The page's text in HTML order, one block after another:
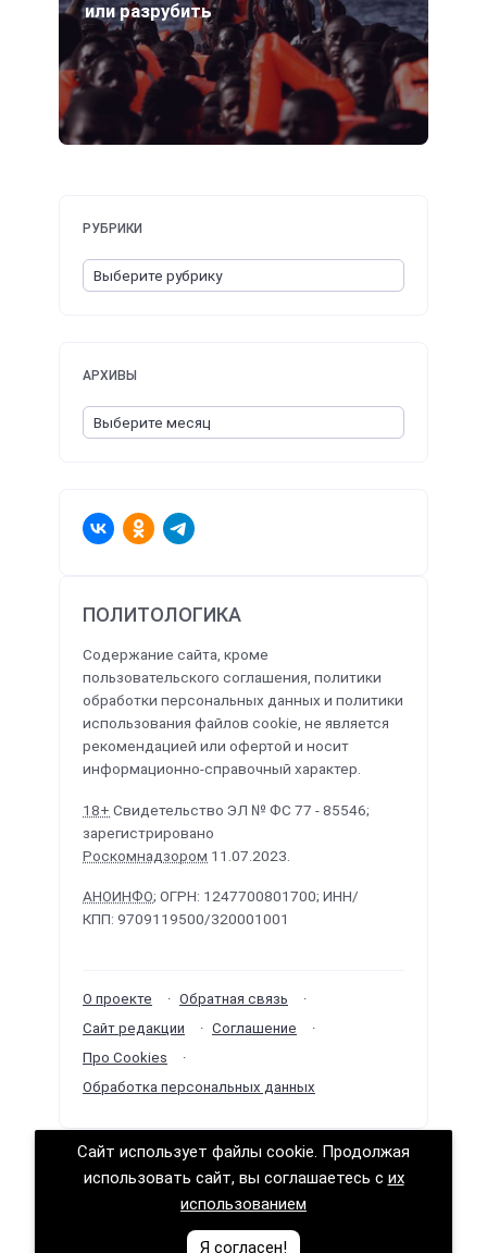
или разрубить
ПОЛИТОЛОГИКА
Содержание сайта, кроме
пользовательского соглашения, политики
обработки персональных данных и политики
использования файлов cookie, не является
рекомендацией или офертой и носит
информационно-справочный характер.
18+ Свидетельство ЭЛ № ФС 77 - 85546;
зарегистрировано
Роскомнадзором 11.07.2023.
АНОИНФО; ОГРН: 1247700801700; ИНН/
КПП: 9709119500/320001001
О проекте
Обратная связь
Сайт редакции
Соглашение
Про Cookies
Обработка персональных данных
РУБРИКИ
АРХИВЫ
Политологика ©2026 · Сделано вРунетЛаб –
Сайт использует файлы cookie. Продолжая
использовать сайт, вы соглашаетесь с их
использованием
Я согласен!